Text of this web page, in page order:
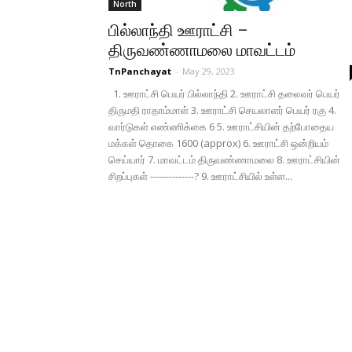
North
பில்லாந்தி ஊராட்சி –
திருவண்ணாமலை மாவட்டம்
TnPanchayat - May 29, 2023
1. ஊராட்சி பெயர் பில்லாந்தி 2. ஊராட்சி தலைவர் பெயர்
திருமதி ராதாம்மாள் 3. ஊராட்சி செயலாளர் பெயர் ரகு 4.
வார்டுகள் எண்ணிக்கை 6 5. ஊராட்சியின் தற்போதைய
மக்கள் தொகை 1600 (approx) 6. ஊராட்சி ஒன்றியம்
செய்யார் 7. மாவட்டம் திருவண்ணாமலை 8. ஊராட்சியின்
சிறப்புகள் --------------? 9. ஊராட்சியில் உள்ள...